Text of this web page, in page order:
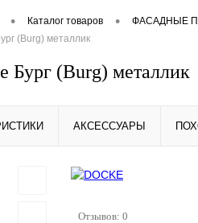
• Каталог товаров • ФАСАДНЫЕ
(Burg) металлик
Бург (Burg) металлик
АКСЕССУАРЫ
Отзывов: 0